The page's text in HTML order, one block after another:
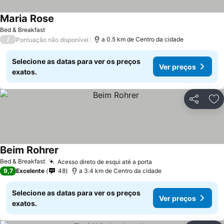
Bed & Breakfast
Maria Rose
/ Pontuação não disponível a 0.5 km de Centro da cidade
Selecione as datas para ver os preços
exatos.
Ver preços
Partilhar
Bed & Breakfast Acesso direto de esqui até a porta
Beim Rohrer
9,7 Excelente 48 a 3.4 km de Centro da cidade
Selecione as datas para ver os preços
exatos.
Ver preços